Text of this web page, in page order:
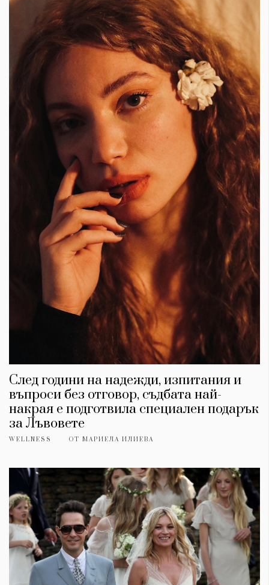
След години на надежди, изпитания и
въпроси без отговор, съдбата най-
накрая е подготвила специален подарък
за Лъвовете
WELLNESS ОТ МАРИЕЛА ИЛИЕВА